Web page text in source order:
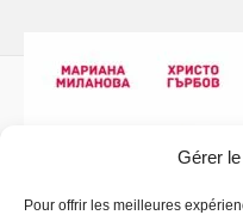
Gérer
Pour offrir les meilleures